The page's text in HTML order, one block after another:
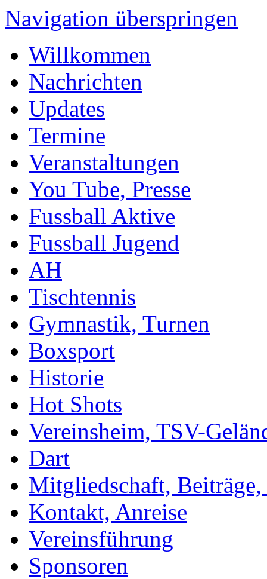
Navigation überspringen
Willkommen
Nachrichten
Updates
Termine
Veranstaltungen
You Tube, Presse
Fussball Aktive
Fussball Jugend
AH
Tischtennis
Gymnastik, Turnen
Boxsport
Historie
Hot Shots
Vereinsheim, TSV-
Dart
Mitgliedschaft,
Kontakt, Anreise
Vereinsführung
Sponsoren